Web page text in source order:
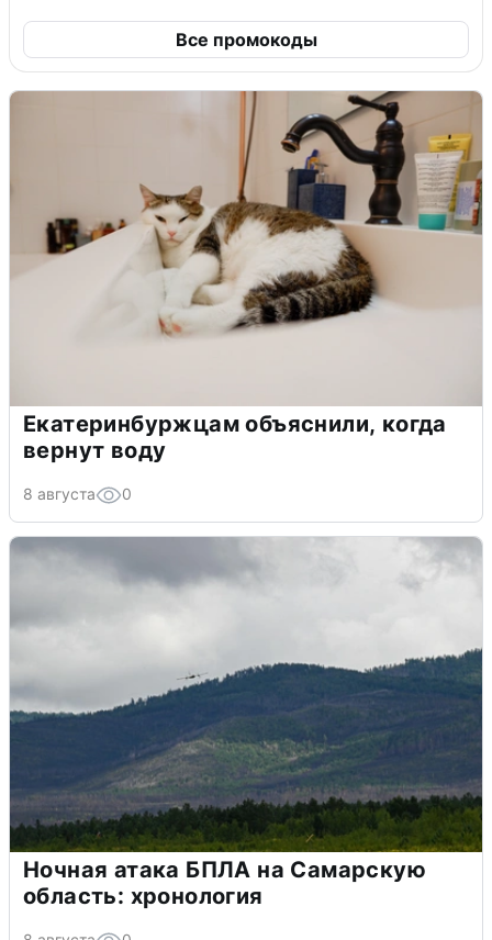
Все промокоды
Екатеринбуржцам объяснили, когда
вернут воду
8 августа 0
Ночная атака БПЛА на Самарскую
область: хронология